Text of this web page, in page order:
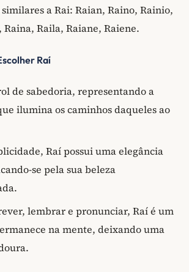
a Rai: Raian, Raino, Rainio,
Raina, Raila, Raiane, Raiene.
Raí
de sabedoria, representando a
ilumina os caminhos daqueles ao
Raí possui uma elegância
se pela sua beleza
lembrar e pronunciar, Raí é um
na mente, deixando uma